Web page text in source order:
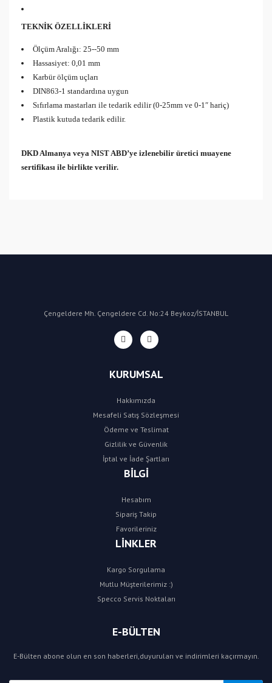
TEKNİK ÖZELLİKLERİ
Ölçüm Aralığı: 25--50 mm
Hassasiyet: 0,01 mm
Karbür ölçüm uçları
DIN863-1 standardına uygun
Sıfırlama mastarları ile tedarik edilir (0-25mm ve 0-1″ hariç)
Plastik kutuda tedarik edilir.
DKD Almanya veya NIST ABD’ye izlenebilir üretici muayene
sertifikası ile birlikte verilir.
Çengeldere Mh. Çengeldere Cd. No:24 Beykoz/İSTANBUL
KURUMSAL
Hakkımızda
Mesafeli Satış Sözleşmesi
Ödeme ve Teslimat
Gizlilik ve Güvenlik
İptal ve İade Şartları
BİLGİ
Hesabım
Sipariş Takip
Favorileriniz
LİNKLER
Kargo Sorgulama
Mutlu Müşterilerimiz :)
Specco Servis Noktaları
E-BÜLTEN
E-Bülten abone olun en son haberleri,duyuruları ve indirimleri kaçırmayın.